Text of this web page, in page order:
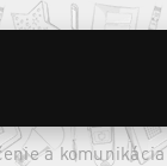
a komunikácia